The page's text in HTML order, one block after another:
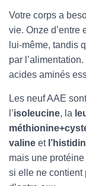
Votre corps a
vie. Onze d’entre
lui-même, tandis
par
acides aminés
Les neuf AAE
l’isoleucine, la
valine et
mais une
si elle ne contient